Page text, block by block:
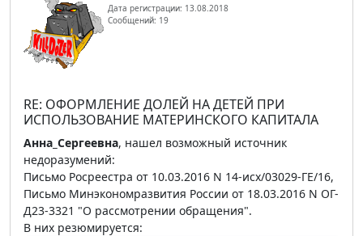
Дата регистрации: 13.08.2018
Сообщений: 19
RE: ОФОРМЛЕНИЕ ДОЛЕЙ НА ДЕТЕЙ ПРИ
ИСПОЛЬЗОВАНИЕ МАТЕРИНСКОГО КАПИТАЛА
Анна_Сергеевна, нашел возможный источник
недоразумений:
Письмо Росреестра от 10.03.2016 N 14-исх/03029-ГЕ/16,
Письмо Минэкономразвития России от 18.03.2016 N ОГ-
Д23-3321 "О рассмотрении обращения".
В них резюмируется: